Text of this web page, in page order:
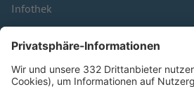
Infothek
Kontakt
HÄUFIG BESUCHTE SEITEN